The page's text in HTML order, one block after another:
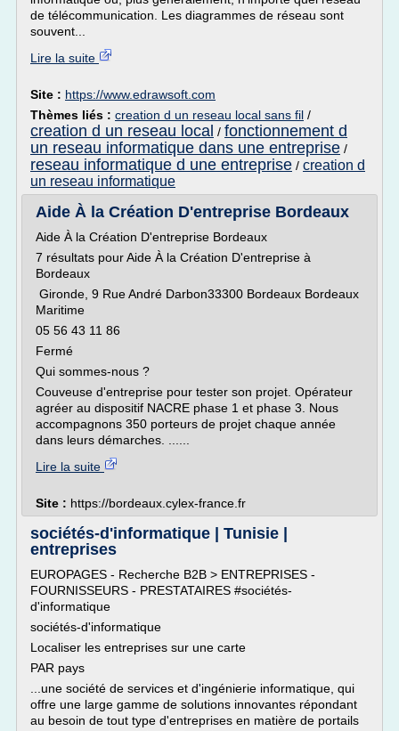
de télécommunication. Les diagrammes de réseau sont
souvent...
Lire la suite
Site : https://www.edrawsoft.com
Thèmes liés : creation d un reseau local sans fil /
creation d un reseau local / fonctionnement d
un reseau informatique dans une entreprise /
reseau informatique d une entreprise / creation d
un reseau informatique
Aide À la Création D'entreprise Bordeaux
Aide À la Création D'entreprise Bordeaux
7 résultats pour Aide À la Création D'entreprise à
Bordeaux
Gironde, 9 Rue André Darbon33300 Bordeaux Bordeaux
Maritime
05 56 43 11 86
Fermé
Qui sommes-nous ?
Couveuse d'entreprise pour tester son projet. Opérateur
agréer au dispositif NACRE phase 1 et phase 3. Nous
accompagnons 350 porteurs de projet chaque année
dans leurs démarches. ......
Lire la suite
Site : https://bordeaux.cylex-france.fr
sociétés-d'informatique | Tunisie |
entreprises
EUROPAGES - Recherche B2B > ENTREPRISES -
FOURNISSEURS - PRESTATAIRES #sociétés-
d'informatique
sociétés-d'informatique
Localiser les entreprises sur une carte
PAR pays
...une société de services et d'ingénierie informatique, qui
offre une large gamme de solutions innovantes répondant
au besoin de tout type d'entreprises en matière de portails